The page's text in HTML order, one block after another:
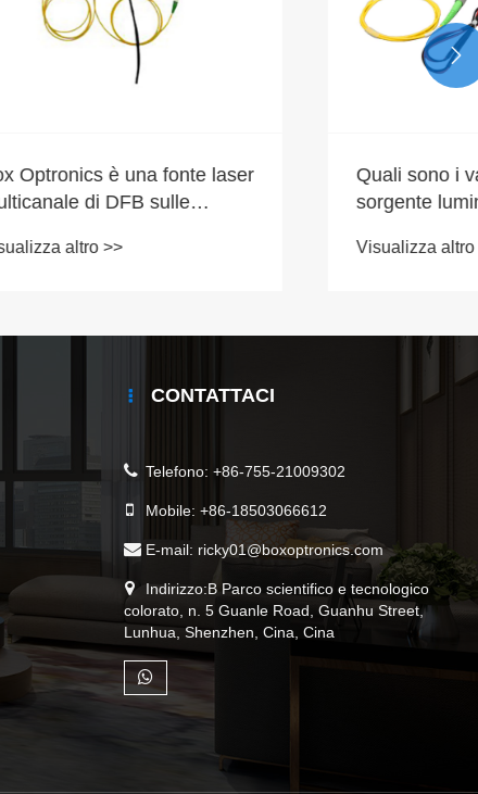
волн
Box Optronics è una fonte laser
multicanale di DFB sulle

CONTATTACI
Telefono: +86-755-21009302
Mobile: +86-18503066612
E-mail: ricky01@boxoptronics.com
Indirizzo:B Parco scientifico e tecnologico
colorato, n. 5 Guanle Road, Guanhu Street,
Lunhua, Shenzhen, Cina, Cina